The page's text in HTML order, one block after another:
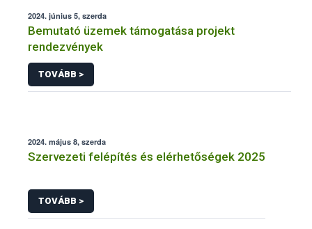
2024. június 5, szerda
Bemutató üzemek támogatása projekt
rendezvények
TOVÁBB >
2024. május 8, szerda
Szervezeti felépítés és elérhetőségek 2025
TOVÁBB >